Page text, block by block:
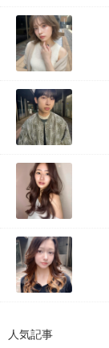
人気記事